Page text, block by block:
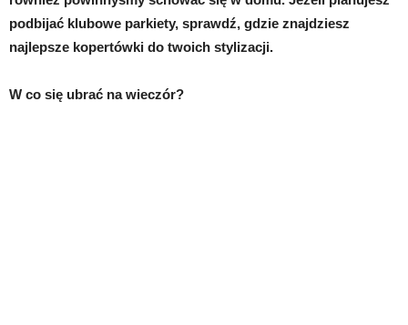
podbijać klubowe parkiety, sprawdź, gdzie znajdziesz
najlepsze kopertówki do twoich stylizacji.
W co się ubrać na wieczór?